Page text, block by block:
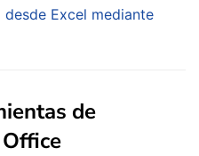
Excel mediante
de